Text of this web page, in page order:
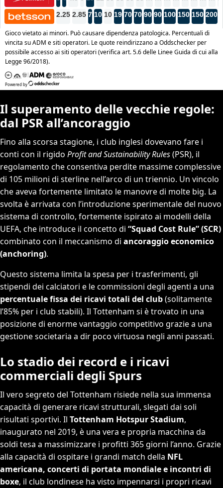
Il superamento delle vecchie regole:
dal PSR all’ancoraggio
Fino alla scorsa stagione, i club inglesi dovevano fare i
conti con il rigido Profit and Sustainability Rules(PSR), il
regolamento che consentiva perdite massime complessive
di 105 milioni di sterline nell’arco di un triennio. Un vincolo
che aveva fortemente limitato le manovre di molte big. La
svolta è arrivata con l’introduzione sperimentale del nuovo
sistema di controllo, fortemente ispirato ai modelli della
UEFA, che introduce il concetto di “Squad Cost Rule” (SCR)
combinato con il meccanismo di ancoraggio economico
(anchoring).
Questo sistema limita la spesa per i trasferimenti, gli
stipendi dei calciatori e le commissioni degli agenti a una
percentuale fissa dei ricavi totali del club(solitamente
l’85% per i club stabili). Il Tottenham si è trovato in una
posizione di enorme vantaggio competitivo grazie a una
gestione societaria a dir poco virtuosa negli anni passati.
Lo stadio dei record e i ricavi
commerciali degli Spurs
Il vero segreto del Tottenham risiede nella sua immensa
capacità di generare ricavi strutturali, slegati dai soli
risultati sportivi. Il Tottenham Hotspur Stadium,
inaugurato nel 2019, è una vera e propria macchina da
soldi tesa a massimizzare i profitti 365 giorni l’anno. Grazie
alla capacità di ospitare i grandi match della NFL
americana, concerti di portata mondiale e incontri di
boxe, il club londinese ha visto impennarsi i propri ricavi